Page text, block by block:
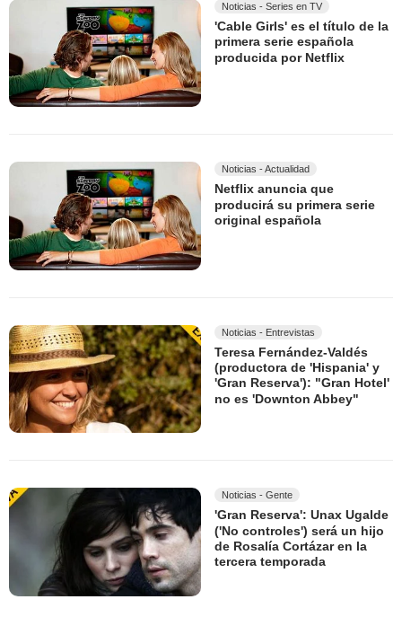
Noticias - Series en TV
'Cable Girls' es el título de la
primera serie española
producida por Netflix
Noticias - Actualidad
Netflix anuncia que
producirá su primera serie
original española
Noticias - Entrevistas
Teresa Fernández-Valdés
(productora de 'Hispania' y
'Gran Reserva'): "Gran Hotel'
no es 'Downton Abbey"
Noticias - Gente
'Gran Reserva': Unax Ugalde
('No controles') será un hijo
de Rosalía Cortázar en la
tercera temporada